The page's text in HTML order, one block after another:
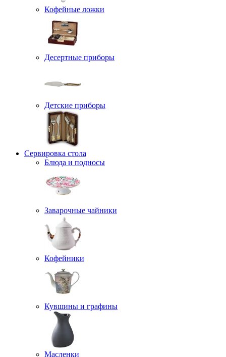
Кофейные ложки
Десертные приборы
Детские приборы
Сервировка стола
Блюда и подносы
Заварочные чайники
Кофейники
Кувшины и графины
Масленки